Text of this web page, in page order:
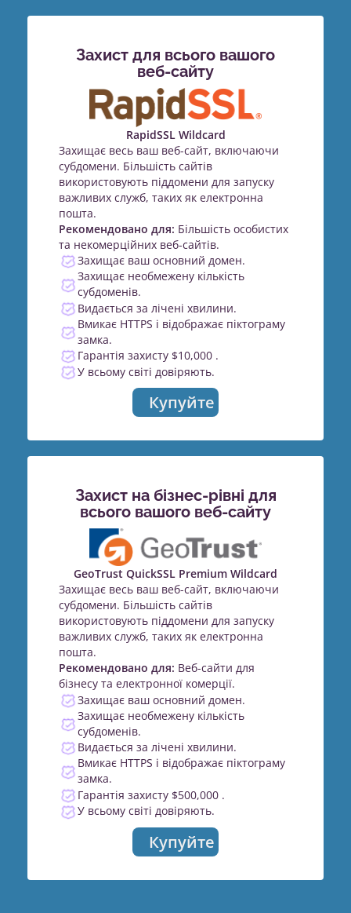
Захист для всього вашого
веб-сайту
RapidSSL Wildcard
Захищає весь ваш веб-сайт, включаючи
субдомени. Більшість сайтів
використовують піддомени для запуску
важливих служб, таких як електронна
пошта.
Рекомендовано для: Більшість особистих
та некомерційних веб-сайтів.
Захищає ваш основний домен.
Захищає необмежену кількість
субдоменів.
Видається за лічені хвилини.
Вмикає HTTPS і відображає піктограму
замка.
Гарантія захисту $10,000 .
У всьому світі довіряють.
Купуйте
Захист на бізнес-рівні для
всього вашого веб-сайту
GeoTrust QuickSSL Premium Wildcard
Захищає весь ваш веб-сайт, включаючи
субдомени. Більшість сайтів
використовують піддомени для запуску
важливих служб, таких як електронна
пошта.
Рекомендовано для: Веб-сайти для
бізнесу та електронної комерції.
Захищає ваш основний домен.
Захищає необмежену кількість
субдоменів.
Видається за лічені хвилини.
Вмикає HTTPS і відображає піктограму
замка.
Гарантія захисту $500,000 .
У всьому світі довіряють.
Купуйте